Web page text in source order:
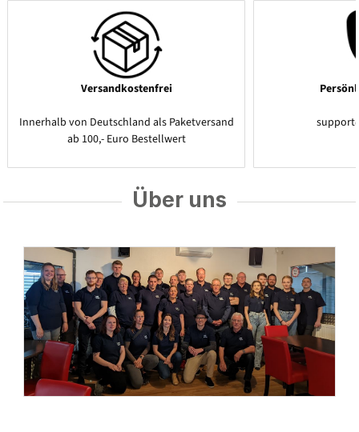
Versandkostenfrei
Innerhalb von Deutschland als Paketversand
ab 100,- Euro Bestellwert
Über uns